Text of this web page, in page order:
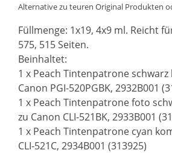
Alternative zu teuren Original Produkten
Füllmenge: 1x19, 4x9 ml. Reicht
575, 515 Seiten.
Beinhaltet:
1 x Peach Tintenpatrone
Canon PGI-520PGBK, 2932B001
1 x Peach Tintenpatrone foto
zu Canon CLI-521BK, 2933B001
1 x Peach Tintenpatrone cyan
CLI-521C, 2934B001 (313925)